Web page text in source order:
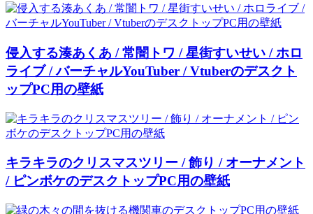
侵入する湊あくあ / 常闇トワ / 星街すいせい / ホロ
ライブ / バーチャルYouTuber / Vtuberのデスクト
ップPC用の壁紙
キラキラのクリスマスツリー / 飾り / オーナメント
/ ピンボケのデスクトップPC用の壁紙